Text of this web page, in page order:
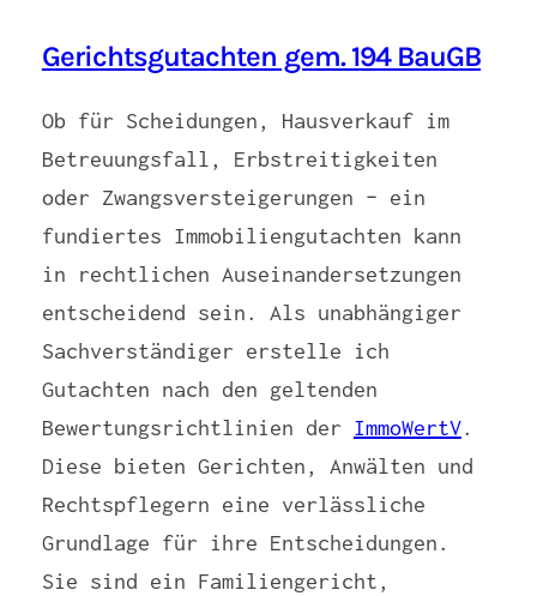
Gerichtsgutachten gem. 194 BauGB
Ob für Scheidungen, Hausverkauf im
Betreuungsfall, Erbstreitigkeiten
oder Zwangsversteigerungen – ein
fundiertes Immobiliengutachten kann
in rechtlichen Auseinandersetzungen
entscheidend sein. Als unabhängiger
Sachverständiger erstelle ich
Gutachten nach den geltenden
Bewertungsrichtlinien der ImmoWertV.
Diese bieten Gerichten, Anwälten und
Rechtspflegern eine verlässliche
Grundlage für ihre Entscheidungen.
Sie sind ein Familiengericht,